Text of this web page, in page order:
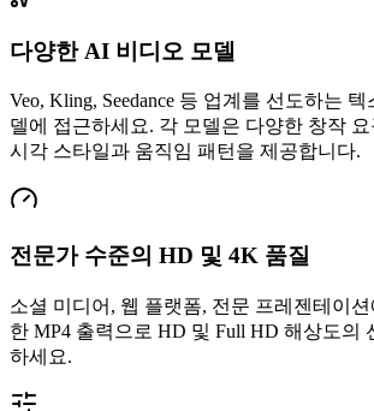
다양한 AI 비디오 모델
Veo, Kling, Seedance 등 업계를 선도하는
델에 접근하세요. 각 모델은 다양한 창작
시각 스타일과 움직임 패턴을 제공합니다.
전문가 수준의 HD 및 4K 품질
소셜 미디어, 웹 플랫폼, 전문 프레젠테이
한 MP4 출력으로 HD 및 Full HD 해상도의
하세요.